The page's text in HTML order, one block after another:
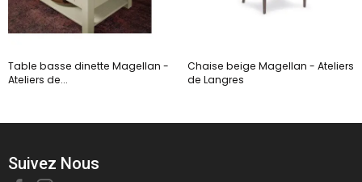
Table basse dinette Magellan -
Ateliers de...
Chaise beige Magellan - Ateliers
de Langres
Suivez Nous